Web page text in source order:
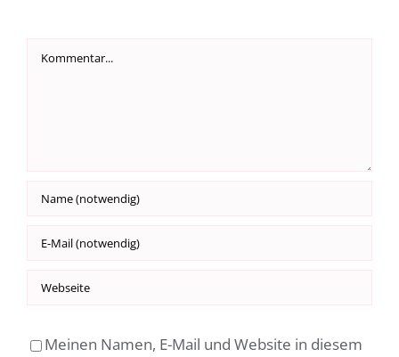
Kommentar
Meinen Namen, E-Mail und Website in diesem